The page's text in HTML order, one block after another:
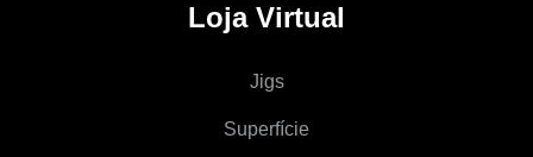
Loja Virtual
Jigs
Superfície